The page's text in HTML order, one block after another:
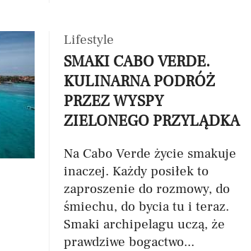
Lifestyle
SMAKI CABO VERDE.
KULINARNA PODRÓŻ
PRZEZ WYSPY
ZIELONEGO PRZYLĄDKA
Na Cabo Verde życie smakuje
inaczej. Każdy posiłek to
zaproszenie do rozmowy, do
śmiechu, do bycia tu i teraz.
Smaki archipelagu uczą, że
prawdziwe bogactwo...